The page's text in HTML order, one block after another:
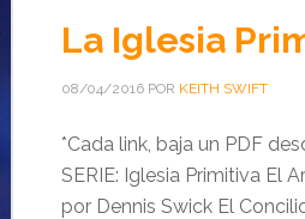
La Iglesia
08/04/2016POR KEITH SWIFT
*Cada link, baja un PDF
SERIE: Iglesia Primitiva El
por Dennis Swick El